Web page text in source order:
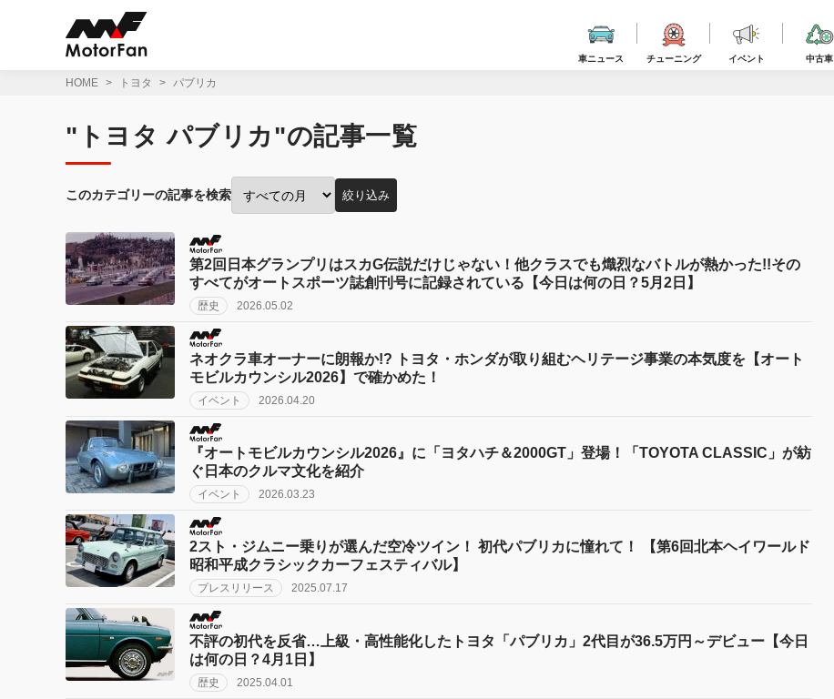
車ニュース チューニング イベント 中古車
HOME トヨタ パブリカ
"トヨタ パブリカ"の記事一覧
このカテゴリーの記事を検索
投
月
で
絞
り
み:
絞り込み
第2回日本グランプリはスカG伝説だけじゃない！他クラスでも熾烈なバトルが熱かった!!その
すべてがオートスポーツ誌創刊号に記録されている【今日は何の日？5月2日】
歴史 2026.05.02
ネオクラ車オーナーに朗報か!? トヨタ・ホンダが取り組むヘリテージ事業の本気度を【オート
モビルカウンシル2026】で確かめた！
イベント 2026.04.20
『オートモビルカウンシル2026』に「ヨタハチ＆2000GT」登場！「TOYOTA CLASSIC」が紡
ぐ日本のクルマ文化を紹介
イベント 2026.03.23
2スト・ジムニー乗りが選んだ空冷ツイン！ 初代パブリカに憧れて！ 【第6回北本ヘイワールド
昭和平成クラシックカーフェスティバル】
プレスリリース 2025.07.17
不評の初代を反省…上級・高性能化したトヨタ「パブリカ」2代目が36.5万円～デビュー【今日
は何の日？4月1日】
歴史 2025.04.01